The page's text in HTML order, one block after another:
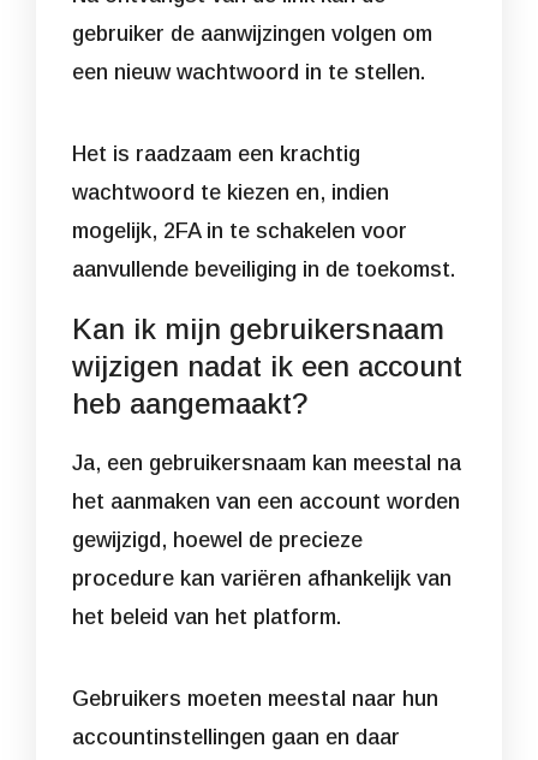
gebruiker de aanwijzingen volgen om
een nieuw wachtwoord in te stellen.
Het is raadzaam een krachtig
wachtwoord te kiezen en, indien
mogelijk, 2FA in te schakelen voor
aanvullende beveiliging in de toekomst.
Kan ik mijn gebruikersnaam
wijzigen nadat ik een account
heb aangemaakt?
Ja, een gebruikersnaam kan meestal na
het aanmaken van een account worden
gewijzigd, hoewel de precieze
procedure kan variëren afhankelijk van
het beleid van het platform.
Gebruikers moeten meestal naar hun
accountinstellingen gaan en daar